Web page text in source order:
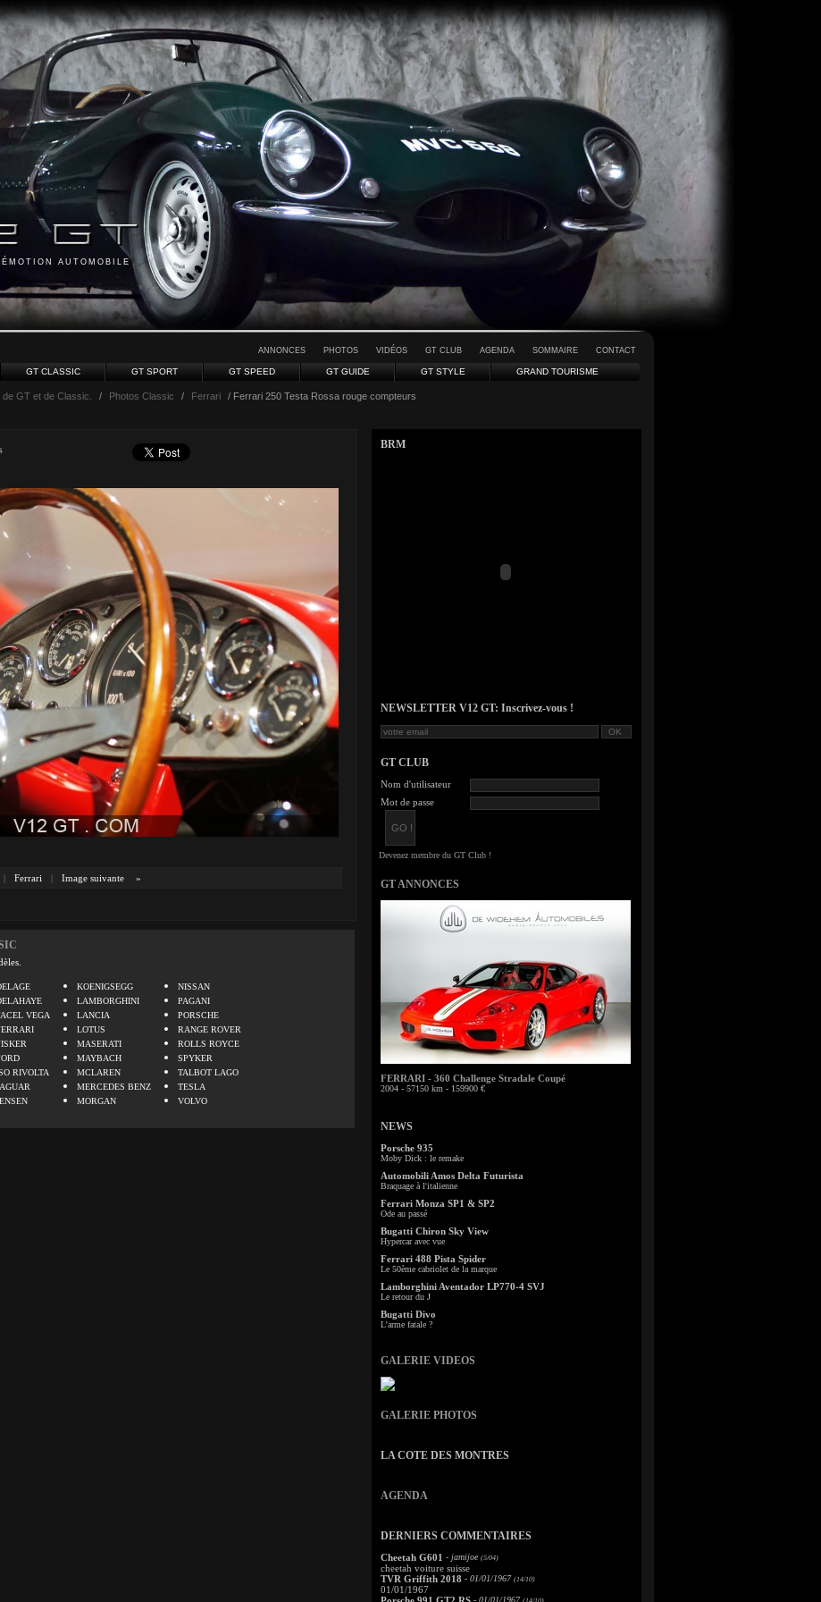
AUTOMOBILE
ANNONCES PHOTOS VIDÉOS GT CLUB AGENDA SOMMAIRE CONTACT
GT CLASSIC GT SPORT GT SPEED GT GUIDE GT STYLE GRAND TOURISME
GT et de Classic. / Photos Classic / Ferrari / Ferrari 250 Testa Rossa rouge compteurs
| Ferrari | Image suivante »
VEGA
RIVOLTA
KOENIGSEGG
LAMBORGHINI
LANCIA
LOTUS
MASERATI
MAYBACH
MCLAREN
MERCEDES BENZ
MORGAN
NISSAN
PAGANI
PORSCHE
RANGE ROVER
ROLLS ROYCE
SPYKER
TALBOT LAGO
TESLA
VOLVO
BRM
NEWSLETTER V12 GT: Inscrivez-vous !
GT CLUB
Nom d'utilisateur
Mot de passe
GT ANNONCES
FERRARI - 360 Challenge Stradale Coupé
2004 - 57150 km - 159900 €
NEWS
Porsche 935
Moby Dick : le remake
Automobili Amos Delta Futurista
Braquage à l'italienne
Ferrari Monza SP1 & SP2
Ode au passé
Bugatti Chiron Sky View
Hypercar avec vue
Ferrari 488 Pista Spider
Le 50ème cabriolet de la marque
Lamborghini Aventador LP770-4 SVJ
Le retour du J
Bugatti Divo
L'arme fatale ?
GALERIE VIDEOS
GALERIE PHOTOS
LA COTE DES MONTRES
AGENDA
DERNIERS COMMENTAIRES
Cheetah G601 - jamijoe (5/04)
cheetah voiture suisse
TVR Griffith 2018 - 01/01/1967 (14/10)
01/01/1967
- 01/01/1967